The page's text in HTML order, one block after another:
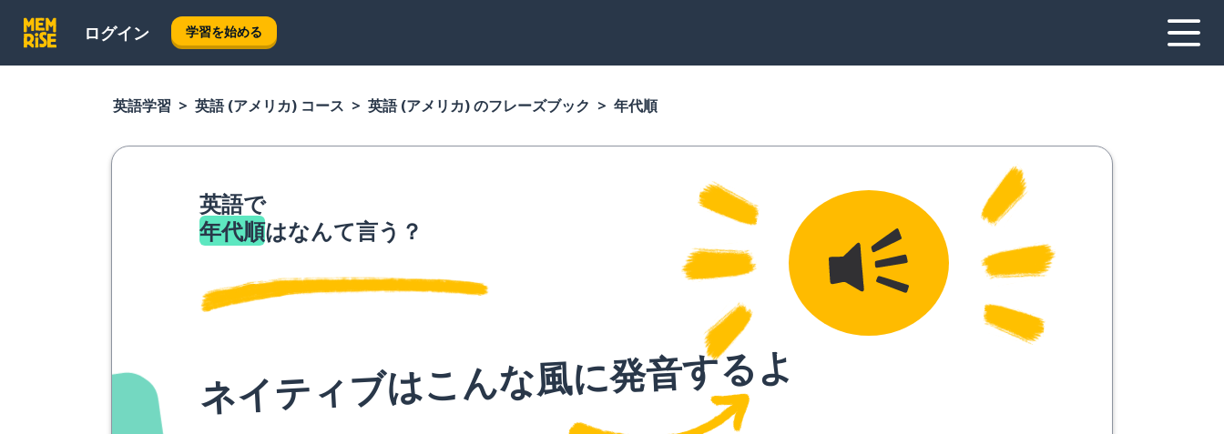
ログイン 学習を始める
英語学習 英語 (アメリカ) コース 英語 (アメリカ) のフレーズブック 年代順
英語で
年代順はなんて言う？
ネイティブはこんな風に発音するよ